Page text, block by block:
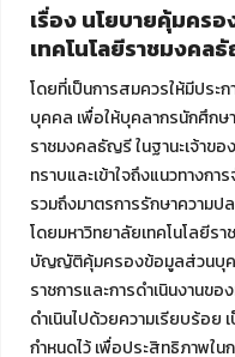
เรื่อง นโยบายคุ้มคร
เทคโนโลยีราชมงคล
โดยที่เป็นการสมควรให้มีปร
บุคคล เพื่อให้บุคลากรนักศึกษ
ราชมงคลธัญรี ในฐานะเจ้า
ทราบและเข้าใจถึงแนวทางก
รวมถึงมาตรการรักษาความ
โดยมหาวิทยาลัยเทคโนโลยีร
บัญญัติคุ้มครองข้อมูลส่วนบุค
ราชการและการดำเนินงานข
ดำเนินไปด้วยความเรียบร้อย
กำหนดไว้ เพื่อประสิทธิภาพใ